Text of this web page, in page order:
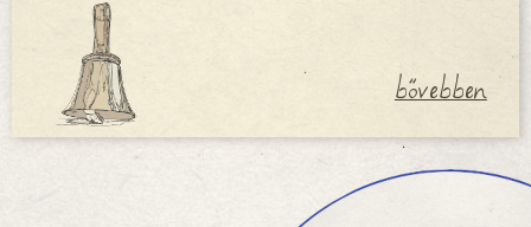
bővebben